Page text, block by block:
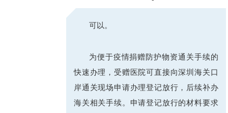
_
可以。
为便于疫情捐赠防护物资通关手续的
快速办理，受赠医院可直接向深圳海关口
岸通关现场申请办理登记放行，后续补办
海关相关手续。申请登记放行的材料要求